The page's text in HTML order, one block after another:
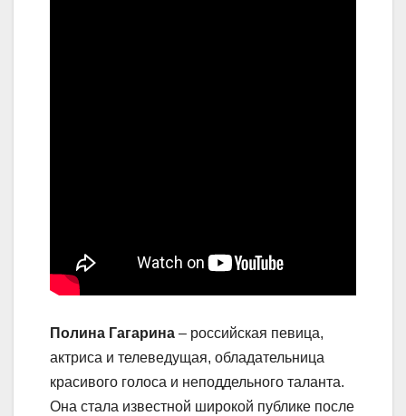
Полина Гагарина – российская певица,
актриса и телеведущая, обладательница
красивого голоса и неподдельного таланта.
Она стала известной широкой публике после